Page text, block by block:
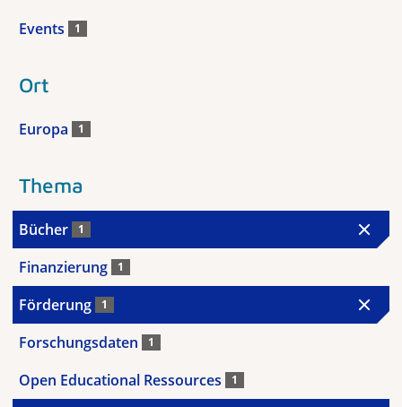
Events 1
Ort
Europa 1
Thema
Bücher 1
Finanzierung 1
Förderung 1
Forschungsdaten 1
Open Educational Ressources 1